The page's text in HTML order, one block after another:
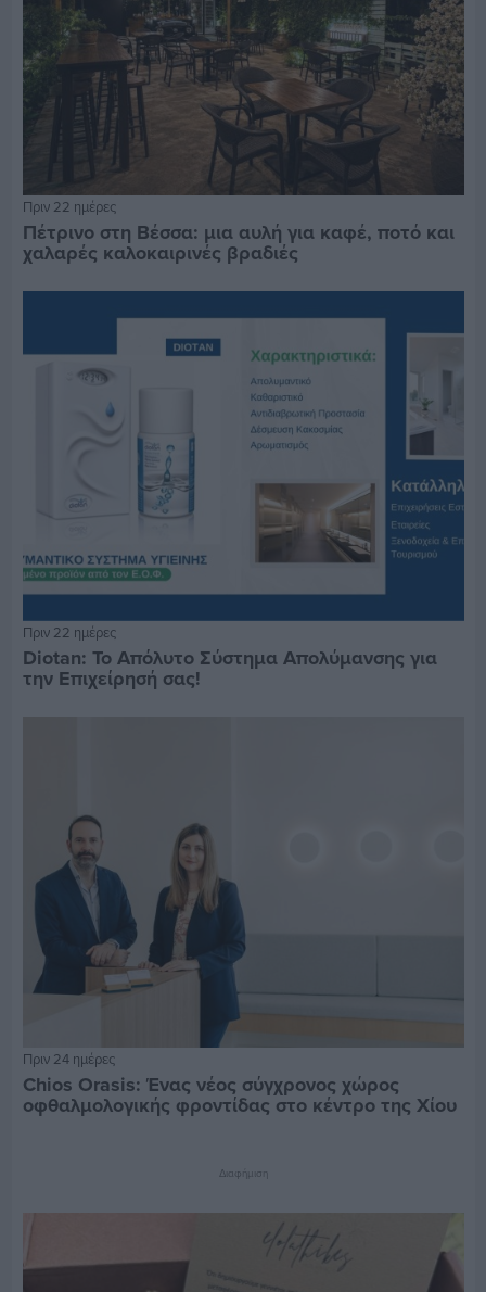
Πριν 22 ημέρες
Πέτρινο στη Βέσσα: μια αυλή για καφέ, ποτό και
χαλαρές καλοκαιρινές βραδιές
Πριν 22 ημέρες
Diotan: Το Απόλυτο Σύστημα Απολύμανσης για
την Επιχείρησή σας!
Πριν 24 ημέρες
Chios Orasis: Ένας νέος σύγχρονος χώρος
οφθαλμολογικής φροντίδας στο κέντρο της Χίου
Διαφήμιση